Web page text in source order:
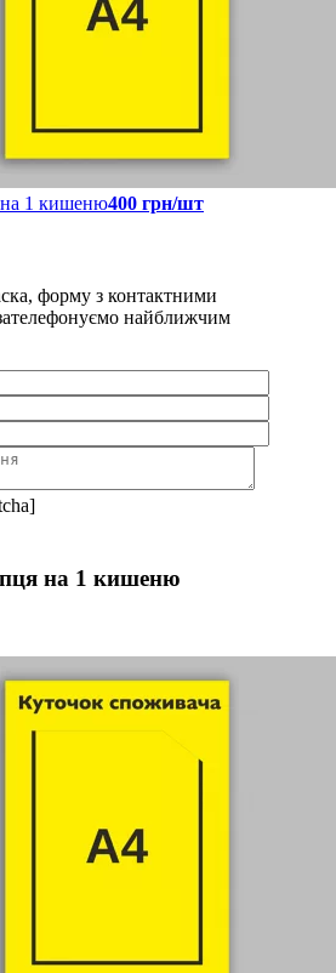
1 кишеню400 грн/шт
форму з контактними
найближчим
на 1 кишеню